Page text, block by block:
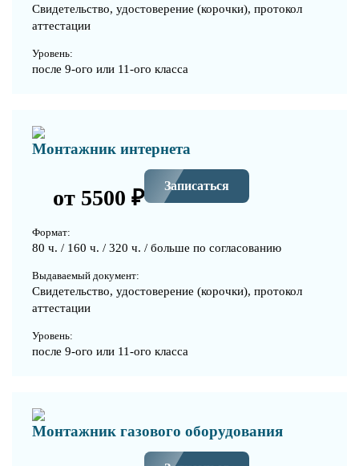
Свидетельство, удостоверение (корочки), протокол
аттестации
Уровень:
после 9-ого или 11-ого класса
Монтажник интернета
от 5500 ₽ Записаться
Формат:
80 ч. / 160 ч. / 320 ч. / больше по согласованию
Выдаваемый документ:
Свидетельство, удостоверение (корочки), протокол
аттестации
Уровень:
после 9-ого или 11-ого класса
Монтажник газового оборудования